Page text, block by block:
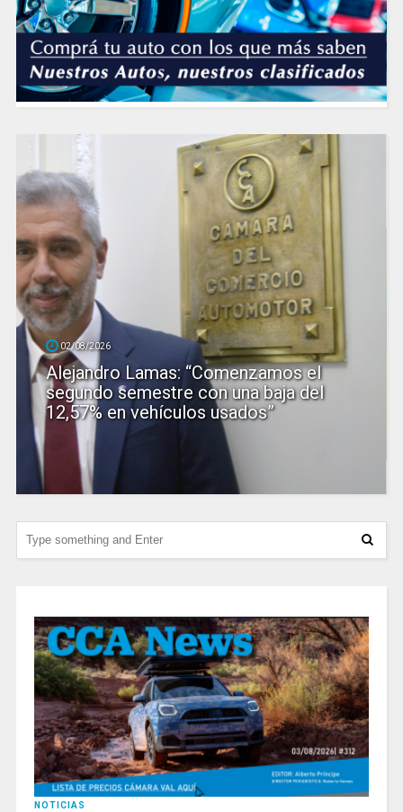
02/08/2026
Alejandro Lamas: “Comenzamos el
segundo semestre con una baja del
12,57% en vehículos usados”
NOTICIAS